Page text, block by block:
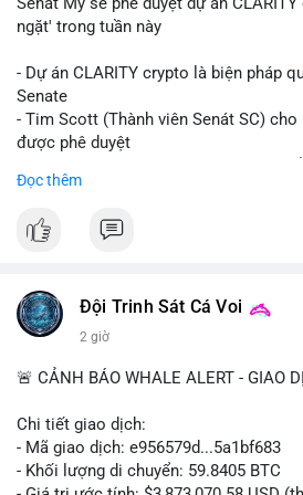
ngặt' trong tuần này
- Dự án CLARITY crypto là biện pháp
Senate
- Tim Scott (Thành viên Senát SC)
được phê duyệt
trình
#vlikevn #titanbot
Đọc thêm
Đội Trinh Sát Cá Voi
2 giờ
🚨 CẢNH BÁO WHALE ALERT - GIAO
Chi tiết giao dịch:
- Mã giao dịch: e956579d...5a1bf683
- Khối lượng di chuyển: 59.8405 BTC